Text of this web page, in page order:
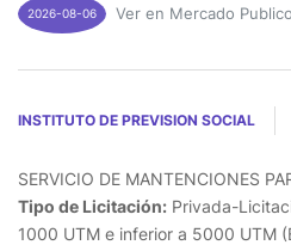
2026-08-06 Ver en Mercado Publico
INSTITUTO DE PREVISION SOCIAL
SERVICIO DE MANTENCIONES
Tipo de Licitación: Privada-
1000 UTM e inferior a 5000 UTM